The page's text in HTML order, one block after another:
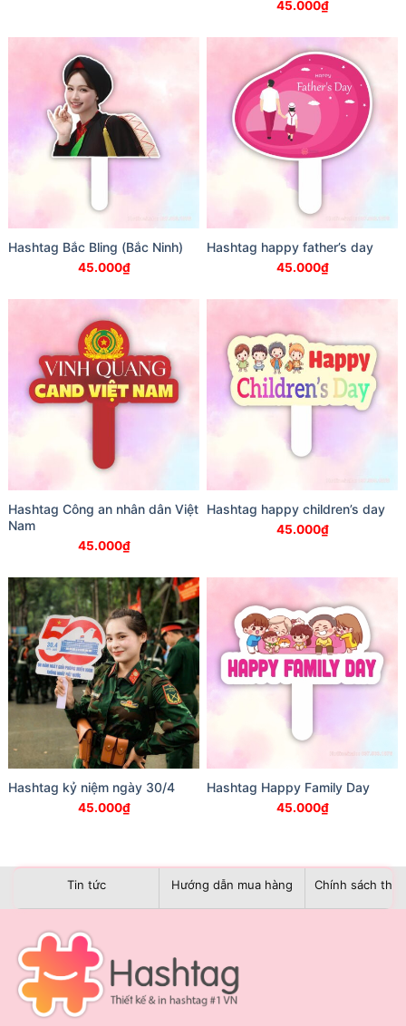
45.000₫
Hashtag Bắc Bling (Bắc Ninh)
45.000₫
Hashtag happy father’s day
45.000₫
Hashtag Công an nhân dân Việt
Nam
45.000₫
Hashtag happy children’s day
45.000₫
Hashtag kỷ niệm ngày 30/4
45.000₫
Hashtag Happy Family Day
45.000₫
Tin tức Hướng dẫn mua hàng Chính sách